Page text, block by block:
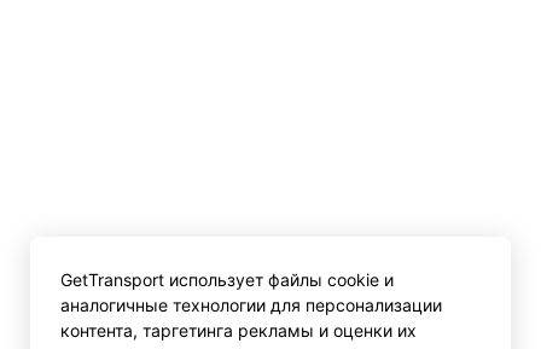
GetTransport использует файлы cookie и
аналогичные технологии для персонализации
контента, таргетинга рекламы и оценки их